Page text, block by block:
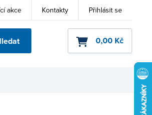
akce Kontakty Přihlásit se
0,00 Kč